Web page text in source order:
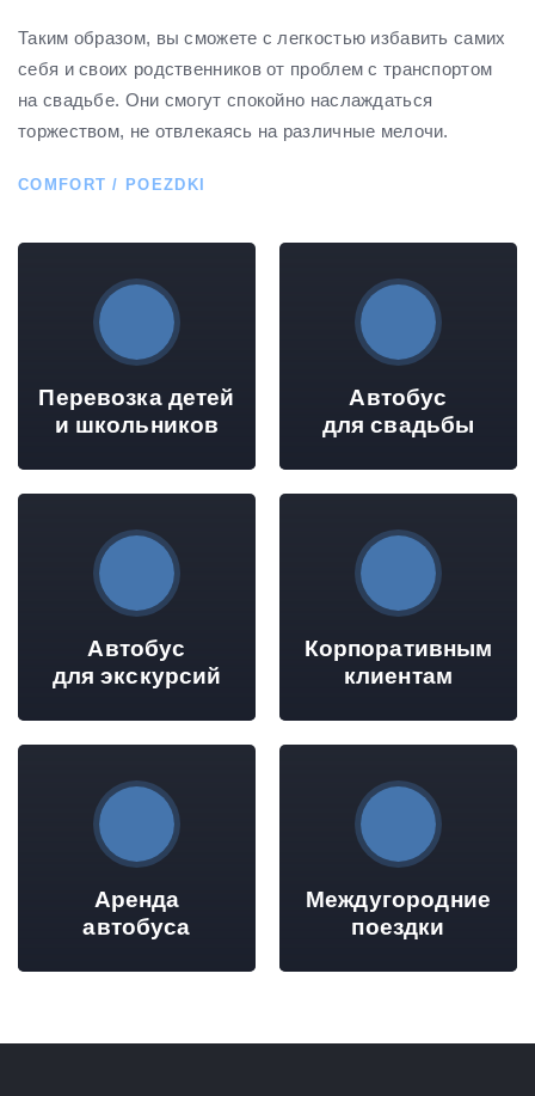
Таким образом, вы сможете с легкостью избавить самих
себя и своих родственников от проблем с транспортом
на свадьбе. Они смогут спокойно наслаждаться
торжеством, не отвлекаясь на различные мелочи.
COMFORT / POEZDKI
Перевозка детей
и школьников
Автобус
для свадьбы
Автобус
для экскурсий
Корпоративным
клиентам
Аренда
автобуса
Междугородние
поездки